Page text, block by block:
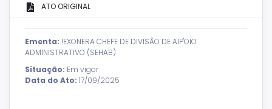
ATO ORIGINAL
Ementa: !EXONERA CHEFE DE DIVISÃO DE AIP'OIO
ADMINISTRATIVO (SEHAB)
Situação: Em vigor
Data do Ato: 17/09/2025